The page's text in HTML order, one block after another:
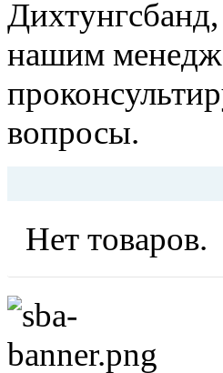
нашим
вопросы.
Нет товаров.